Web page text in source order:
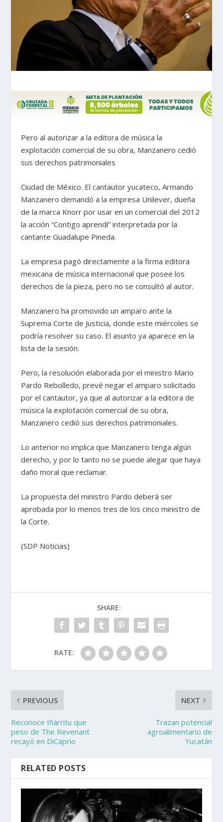
Pero al autorizar a la editora de música la
explotación comercial de su obra, Manzanero cedió
sus derechos patrimoniales
Ciudad de México. El cantautor yucateco, Armando
Manzanero demandó a la empresa Unilever, dueña
de la marca Knorr por usar en un comercial del 2012
la acción “Contigo aprendí” interpretada por la
cantante Guadalupe Pineda.
La empresa pagó directamente a la firma editora
mexicana de música internacional que posee los
derechos de la pieza, pero no se consultó al autor.
Manzanero ha promovido un amparo ante la
Suprema Corte de Justicia, donde este miércoles se
podría resolver su caso. El asunto ya aparece en la
lista de la sesión.
Pero, la resolución elaborada por el ministro Mario
Pardo Rebolledo, prevé negar el amparo solicitado
por el cantautor, ya que al autorizar a la editora de
música la explotación comercial de su obra,
Manzanero cedió sus derechos patrimoniales.
Lo anterior no implica que Manzanero tenga algún
derecho, y por lo tanto no se puede alegar que haya
daño moral que reclamar.
La propuesta del ministro Pardo deberá ser
aprobada por lo menos tres de los cinco ministro de
la Corte.
(SDP Noticias)
SHARE:
RATE:
PREVIOUS
Reconoce Iñárritu que
peso de The Revenant
recayó en DiCaprio
NEXT
Trazan potencial
agroalimentario de
Yucatán
RELATED POSTS